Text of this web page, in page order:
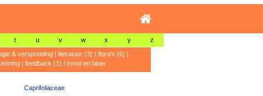
t u v w x y z
& verspreiding| literatuur (3) | flora's (6) |
| feedback (1) | trend en bloei
Caprifoliaceae